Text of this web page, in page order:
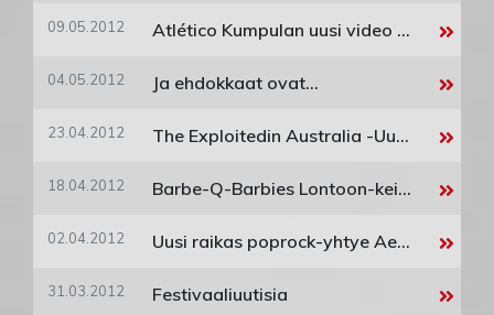
09.05.2012 Atlético Kumpulan uusi video "Huomenna" julkaistu!
04.05.2012 Ja ehdokkaat ovat...
23.04.2012 The Exploitedin Australia -Uusi Seelanti-kiertue peruuntui
18.04.2012 Barbe-Q-Barbies Lontoon-keikoille toukokuun lopulla
02.04.2012 Uusi raikas poprock-yhtye Aero on RedBergin uusin kiinnitys!
31.03.2012 Festivaaliuutisia